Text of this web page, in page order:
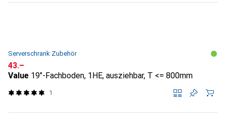
Serverschrank Zubehör
CHF
43.–
Value 19"-Fachboden, 1HE, ausziehbar, T <= 800mm
1